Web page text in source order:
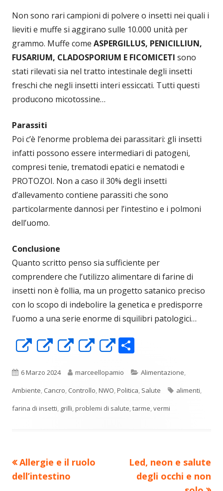
Non sono rari campioni di polvere o insetti nei quali i
lieviti e muffe si aggirano sulle 10.000 unità per
grammo. Muffe come ASPERGILLUS, PENICILLIUN,
FUSARIUM, CLADOSPORIUM E FICOMICETI sono
stati rilevati sia nel tratto intestinale degli insetti
freschi che negli insetti interi essiccati. Tutti questi
producono micotossine…
Parassiti
Poi c’è l’enorme problema dei parassitari: gli insetti
infatti possono essere intermediari di patogeni,
compresi tenie, trematodi epatici e nematodi e
PROTOZOI. Non a caso il 30% degli insetti
d’allevamento contiene parassiti che sono
particolarmente dannosi per l’intestino e i polmoni
dell’uomo.
Conclusione
Quanto scritto penso sia sufficiente per
comprendere che l’utilizzo alimentare di farine di
insetti non è follia, ma un progetto satanico preciso
con lo scopo di indebolire la genetica e predisporre
l’uomo a una serie enorme di squilibri patologici…
Apre
una
nuova
finestra
Apre
una
nuova
finestra
Apre
una
nuova
finestra
Apre
una
nuova
finestra
Apre
una
nuova
finestra
n
di
vi
Pubblicato
6 Marzo 2024 Autore
marceellopamio Categorie
Alimentazione,
Ambiente, Cancro, Controllo,NWO,Politica, Salute Tag
alimenti,
farina di insetti, grilli,problemi di salute,tarme,vermi
Navigazione
Precedente
articolo:
Allergie e il ruolo
dell’intestino
Nuovo
articolo:
Led, neon e salute
degli occhi e non